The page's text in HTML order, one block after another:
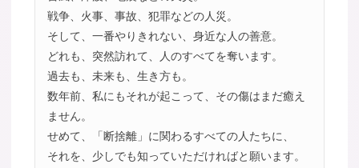
戦争、火事、事故、犯罪などの人災。
そして、一番やりきれない、身近な人の善意。
どれも、突然訪れて、人のすべてを奪います。
過去も、未来も、生き方も。
数年前、私にもそれが起こって、その傷はまだ癒え
ません。
せめて、「断捨離」に関わるすべての人たちに、
それを、少しでも知っていただければと願います。